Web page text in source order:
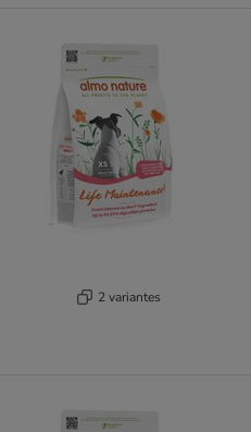
2 variantes